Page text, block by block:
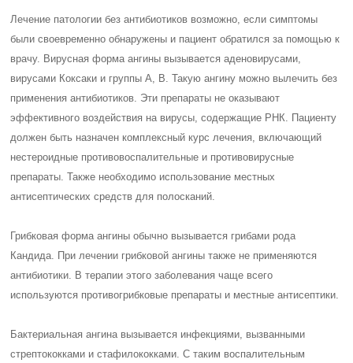
Лечение патологии без антибиотиков возможно, если симптомы
были своевременно обнаружены и пациент обратился за помощью к
врачу. Вирусная форма ангины вызывается аденовирусами,
вирусами Коксаки и группы А, В. Такую ангину можно вылечить без
применения антибиотиков. Эти препараты не оказывают
эффективного воздействия на вирусы, содержащие РНК. Пациенту
должен быть назначен комплексный курс лечения, включающий
нестероидные противовоспалительные и противовирусные
препараты. Также необходимо использование местных
антисептических средств для полосканий.
Грибковая форма ангины обычно вызывается грибами рода
Кандида. При лечении грибковой ангины также не применяются
антибиотики. В терапии этого заболевания чаще всего
используются противогрибковые препараты и местные антисептики.
Бактериальная ангина вызывается инфекциями, вызванными
стрептококками и стафилококками. С таким воспалительным